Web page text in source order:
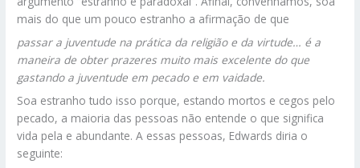
mais do que um pouco estranho a afirmação de que
passar a juventude na prática da religião e da virtude… é a
maneira de obter prazeres muito mais excelente do que
gastando a juventude em pecado e em vaidade.
Soa estranho tudo isso porque, estando mortos e cegos pelo
pecado, a maioria das pessoas não entende o que significa
vida pela e abundante. A essas pessoas, Edwards diria o
seguinte: